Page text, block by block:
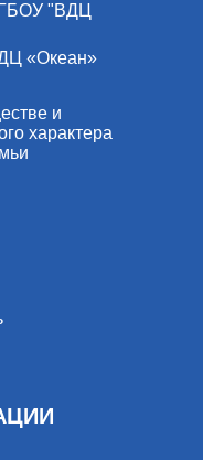
"ВДЦ
«Океан»
и
характера